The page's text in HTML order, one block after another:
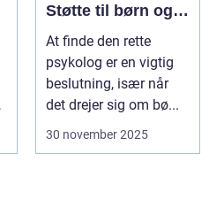
Støtte til børn og
unge
At finde den rette
psykolog er en vigtig
beslutning, især når
det drejer sig om bø...
30 november 2025